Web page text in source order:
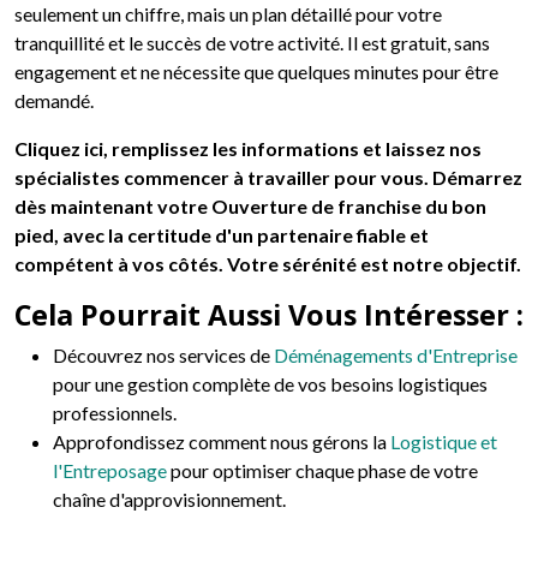
seulement un chiffre, mais un plan détaillé pour votre
tranquillité et le succès de votre activité. Il est gratuit, sans
engagement et ne nécessite que quelques minutes pour être
demandé.
Cliquez ici, remplissez les informations et laissez nos
spécialistes commencer à travailler pour vous. Démarrez
dès maintenant votre Ouverture de franchise du bon
pied, avec la certitude d'un partenaire fiable et
compétent à vos côtés. Votre sérénité est notre objectif.
Cela Pourrait Aussi Vous Intéresser :
Découvrez nos services de Déménagements d'Entreprise
pour une gestion complète de vos besoins logistiques
professionnels.
Approfondissez comment nous gérons la Logistique et
l'Entreposagepour optimiser chaque phase de votre
chaîne d'approvisionnement.